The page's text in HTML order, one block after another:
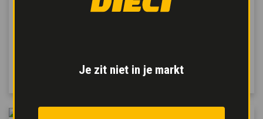
Je zit niet in je markt
voor een
pedaal nodig is.